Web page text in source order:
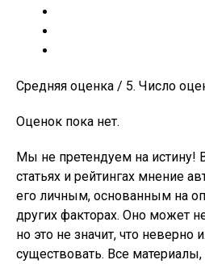
Средняя оценка / 5. Число
Оценок пока нет.
Мы не претендуем на истину!
статьях и рейтингах мнение
его личным, основанным на
других факторах. Оно может
но это не значит, что неверно
существовать. Все